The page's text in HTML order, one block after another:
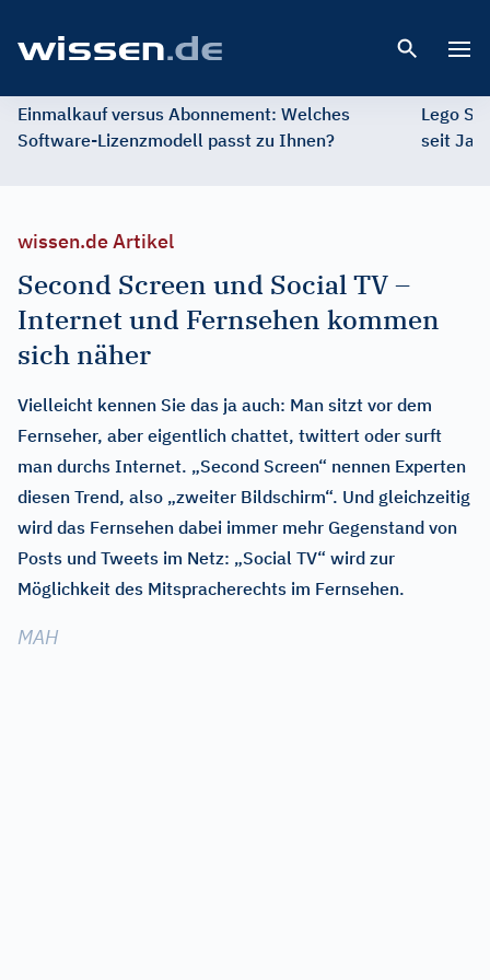
Einmalkauf versus Abonnement: Welches
Software-Lizenzmodell passt zu Ihnen?
Lego
seit
wissen.de Artikel
Second Screen und Social TV –
Internet und Fernsehen kommen
sich näher
Vielleicht kennen Sie das ja auch: Man sitzt vor dem
Fernseher, aber eigentlich chattet, twittert oder surft
man durchs Internet. „Second Screen“ nennen Experten
diesen Trend, also „zweiter Bildschirm“. Und gleichzeitig
wird das Fernsehen dabei immer mehr Gegenstand von
Posts und Tweets im Netz: „Social TV“ wird zur
Möglichkeit des Mitspracherechts im Fernsehen.
MAH